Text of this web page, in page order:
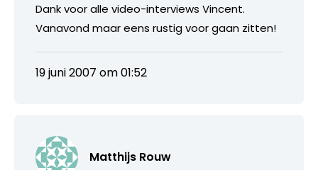
Dank voor alle video-interviews Vincent.
Vanavond maar eens rustig voor gaan zitten!
19 juni 2007 om 01:52
Matthijs Rouw